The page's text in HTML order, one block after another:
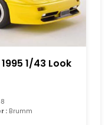
1/43 Look
: Brumm